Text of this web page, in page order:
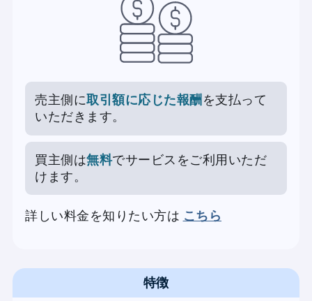
売主側に取引額に応じた報酬 を支払って
いただきます。
買主側は無料でサービスをご利用いただ
けます。
詳しい料金を知りたい方は こちら
特徴